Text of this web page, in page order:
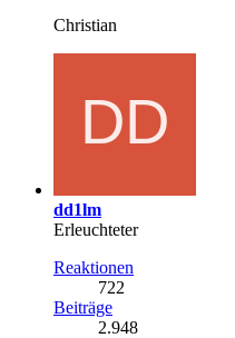
Christian
dd1lm
Erleuchteter
Reaktionen
722
Beiträge
2.948